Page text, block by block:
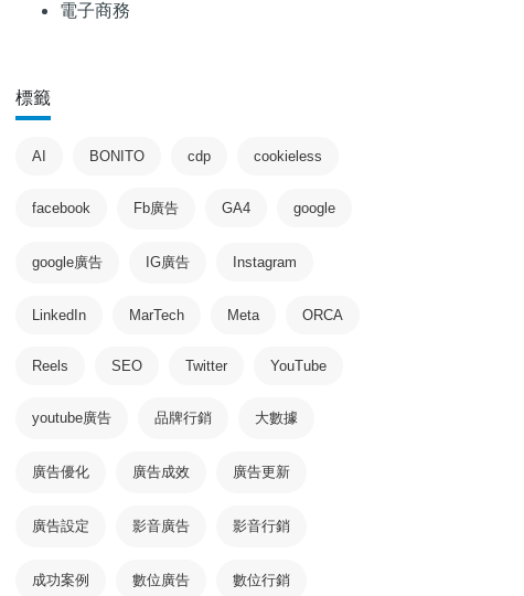
電子商務
標籤
AI BONITO cdp cookieless
facebook Fb廣告 GA4 google
google廣告 IG廣告 Instagram
LinkedIn MarTech Meta ORCA
Reels SEO Twitter YouTube
youtube廣告 品牌行銷 大數據
廣告優化 廣告成效 廣告更新
廣告設定 影音廣告 影音行銷
成功案例 數位廣告 數位行銷